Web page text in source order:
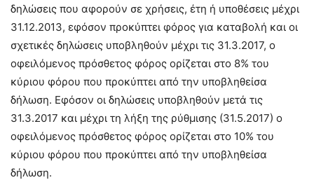
δηλώσεις που αφορούν σε χρήσεις, έτη ή υποθέσεις μέχρι
31.12.2013, εφόσον προκύπτει φόρος για καταβολή και οι
σχετικές δηλώσεις υποβληθούν μέχρι τις 31.3.2017, ο
οφειλόμενος πρόσθετος φόρος ορίζεται στο 8% του
κύριου φόρου που προκύπτει από την υποβληθείσα
δήλωση. Εφόσον οι δηλώσεις υποβληθούν μετά τις
31.3.2017 και μέχρι τη λήξη της ρύθμισης (31.5.2017) ο
οφειλόμενος πρόσθετος φόρος ορίζεται στο 10% του
κύριου φόρου που προκύπτει από την υποβληθείσα
δήλωση.